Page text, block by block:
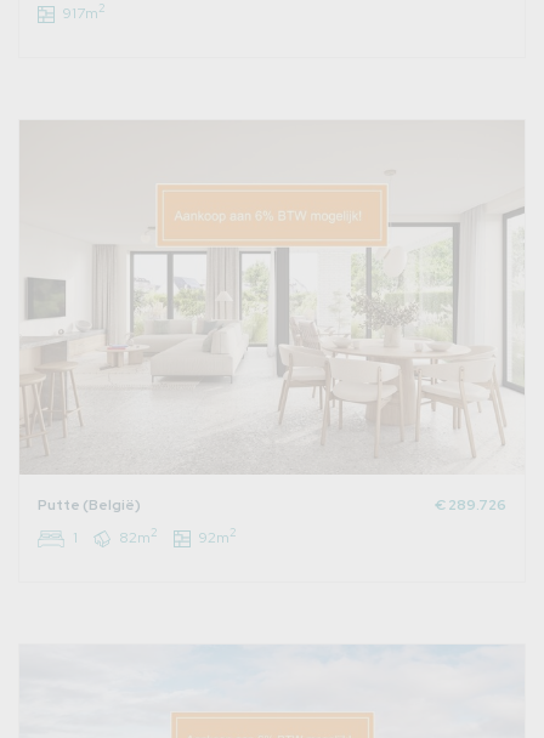
917m2
Putte (België)
€ 289.726
1
82m2 92m2